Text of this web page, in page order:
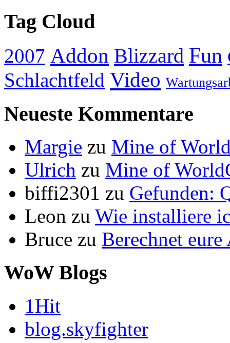
Tag Cloud
2007 Addon Blizzard Fun
Schlachtfeld Video
Neueste Kommentare
Margie zu Mine of
Ulrich zu Mine of
biffi2301 zu Gefunden:
Leon zu Wie installiere
Bruce zu Berechnet
WoW Blogs
1Hit
blog.skyfighter